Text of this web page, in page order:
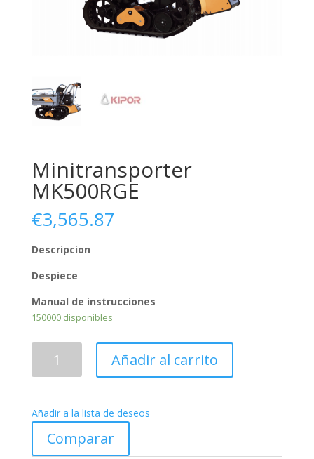
Minitransporter
MK500RGE
€3,565.87
Descripcion
Despiece
Manual de instrucciones
150000 disponibles
MK500RGE
Añadir al carrito
Añadir a la lista de deseos
Comparar